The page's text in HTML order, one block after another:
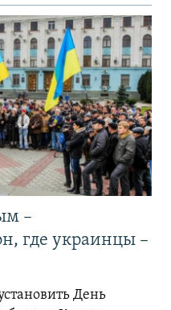
–
где украинцы –
День